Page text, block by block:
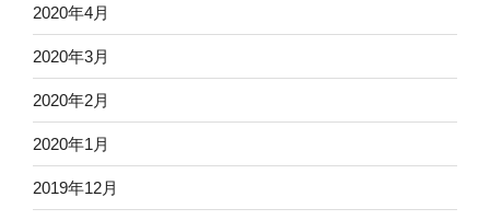
2020年4月
2020年3月
2020年2月
2020年1月
2019年12月